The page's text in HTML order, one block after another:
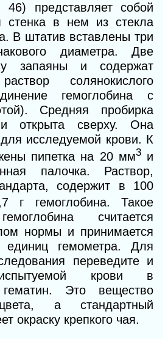
46) представляет собой
стенка в нем из стекла
В штатив вставлены три
диаметра. Две
запаяны и содержат
солянокислого
гемоглобина с
Средняя пробирка
и открыта сверху. Она
исследуемой крови. К
пипетка на 20 мм3и
палочка. Раствор,
содержит в 100
г гемоглобина. Такое
считается
нормы и принимается
гемометра. Для
переведите и
крови в
гематин. Это вещество
а стандартный
окраску крепкого чая.